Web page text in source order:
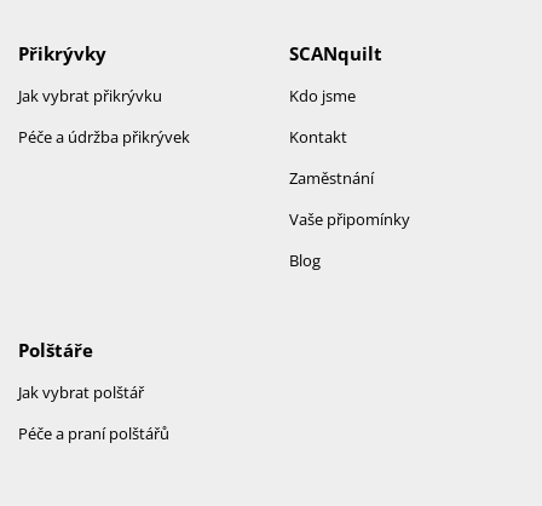
SCANquilt
Kdo jsme
Kontakt
Zaměstnání
Vaše připomínky
Blog
Přikrývky
Jak vybrat přikrývku
Péče a údržba přikrývek
Polštáře
Jak vybrat polštář
Péče a praní polštářů